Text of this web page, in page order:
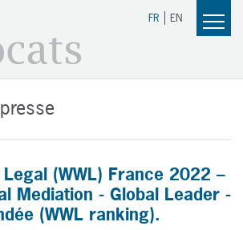
FR EN
Legal (WWL) France 2022 –
Mediation - Global Leader -
(WWL ranking).